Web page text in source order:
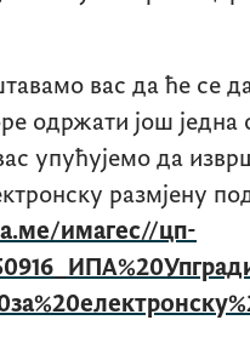
вас да ће се
одржати још једна
упућујемо да
размјену
имагес//цп-